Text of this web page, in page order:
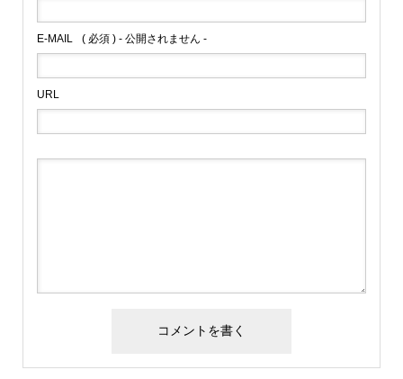
E-MAIL ( 必須 ) - 公開されません -
URL